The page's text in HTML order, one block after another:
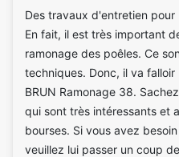
Des travaux d'entretien
En fait, il est très important
ramonage des poêles. Ce
techniques. Donc, il va
BRUN Ramonage 38.
qui sont très intéressants et
bourses. Si vous avez
veuillez lui passer un coup